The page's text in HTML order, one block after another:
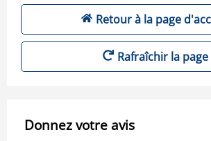
Retour à la page
Rafraîchir la page
Donnez votre avis